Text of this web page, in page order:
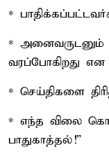
*
* அனைவருடனும்
வரப்போகிறது என
* செய்திகளை
* எந்த விலை
பாதுகாத்தல்!”